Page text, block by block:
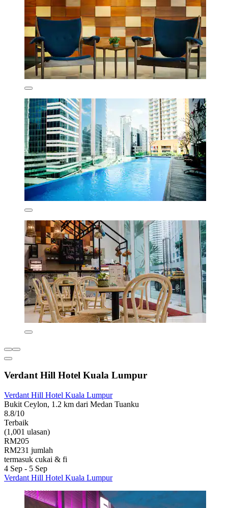
Verdant Hill Hotel Kuala Lumpur
Verdant Hill Hotel Kuala Lumpur
Bukit Ceylon, 1.2 km dari Medan Tuanku
8.8/10
Terbaik
(1,001 ulasan)
RM205
RM231 jumlah
termasuk cukai & fi
4 Sep - 5 Sep
Verdant Hill Hotel Kuala Lumpur